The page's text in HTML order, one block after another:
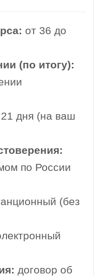
от 36 до
(по итогу):
дня (на ваш
по России
(без
договор об